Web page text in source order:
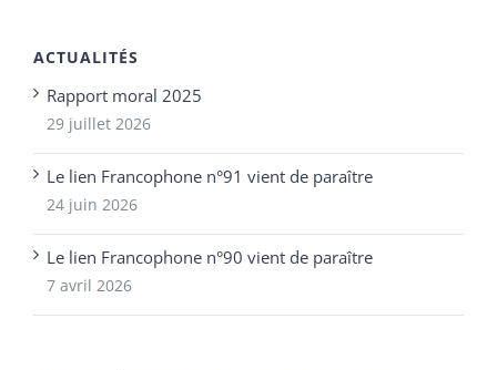
ACTUALITÉS
Rapport moral 2025
29 juillet 2026
Le lien Francophone n°91 vient de paraître
24 juin 2026
Le lien Francophone n°90 vient de paraître
7 avril 2026